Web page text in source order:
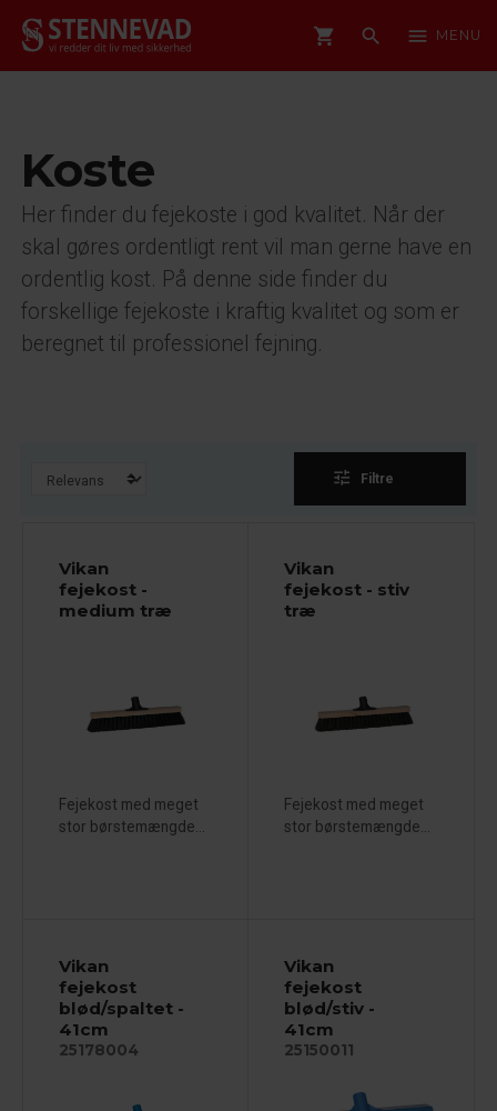
shopping_cart search menu MENU
Koste
Her finder du fejekoste i god kvalitet. Når der
skal gøres ordentligt rent vil man gerne have en
ordentlig kost. På denne side finder du
forskellige fejekoste i kraftig kvalitet og som er
beregnet til professionel fejning.
tune Filtre
Vikan
fejekost -
medium træ
Fejekost med meget
stor børstemængde...
Vikan
fejekost - stiv
træ
Fejekost med meget
stor børstemængde...
Vikan
fejekost
blød/spaltet -
41cm
25178004
Vikan
fejekost
blød/stiv -
41cm
25150011